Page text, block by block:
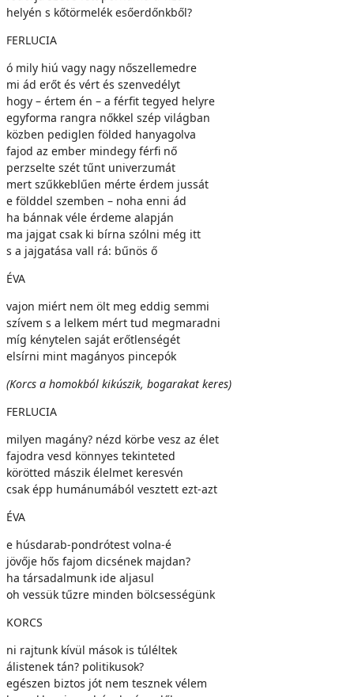
helyén s kőtörmelék esőerdőnkből?
FERLUCIA
ó mily hiú vagy nagy nőszellemedre
mi ád erőt és vért és szenvedélyt
hogy – értem én – a férfit tegyed helyre
egyforma rangra nőkkel szép világban
közben pediglen földed hanyagolva
fajod az ember mindegy férfi nő
perzselte szét tűnt univerzumát
mert szűkkeblűen mérte érdem jussát
e földdel szemben – noha enni ád
ha bánnak véle érdeme alapján
ma jajgat csak ki bírna szólni még itt
s a jajgatása vall rá: bűnös ő
ÉVA
vajon miért nem ölt meg eddig semmi
szívem s a lelkem mért tud megmaradni
míg kénytelen saját erőtlenségét
elsírni mint magányos pincepók
(Korcs a homokból kikúszik, bogarakat keres)
FERLUCIA
milyen magány? nézd körbe vesz az élet
fajodra vesd könnyes tekinteted
körötted mászik élelmet keresvén
csak épp humánumából vesztett ezt-azt
ÉVA
e húsdarab-pondrótest volna-é
jövője hős fajom dicsének majdan?
ha társadalmunk ide aljasul
oh vessük tűzre minden bölcsességünk
KORCS
ni rajtunk kívül mások is túléltek
álistenek tán? politikusok?
egészen biztos jót nem tesznek vélem